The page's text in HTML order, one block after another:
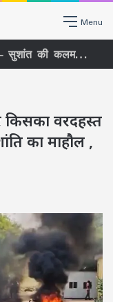
Menu
खबर का असर पैरी के भुगतान पर बवाल, अब MIS में भूचाल! प्रणव पाल हटे, 10 साल से अंगद की तरह पैर जमाए बैठे संजय भागवत की भी छुट्टी –
किसका वरदहस्त
का माहौल ,